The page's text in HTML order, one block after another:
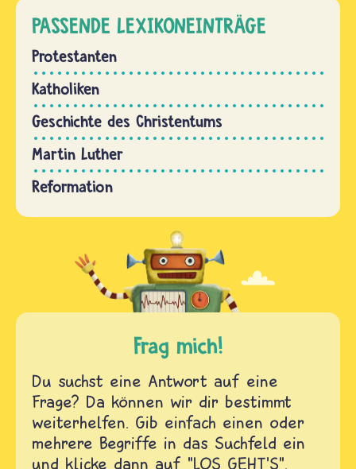
PASSENDE LEXIKONEINTRÄGE
Protestanten
Katholiken
Geschichte des Christentums
Martin Luther
Reformation
Frag mich!
Du suchst eine Antwort auf eine
Frage? Da können wir dir bestimmt
weiterhelfen. Gib einfach einen oder
mehrere Begriffe in das Suchfeld ein
und klicke dann auf "LOS GEHT'S".